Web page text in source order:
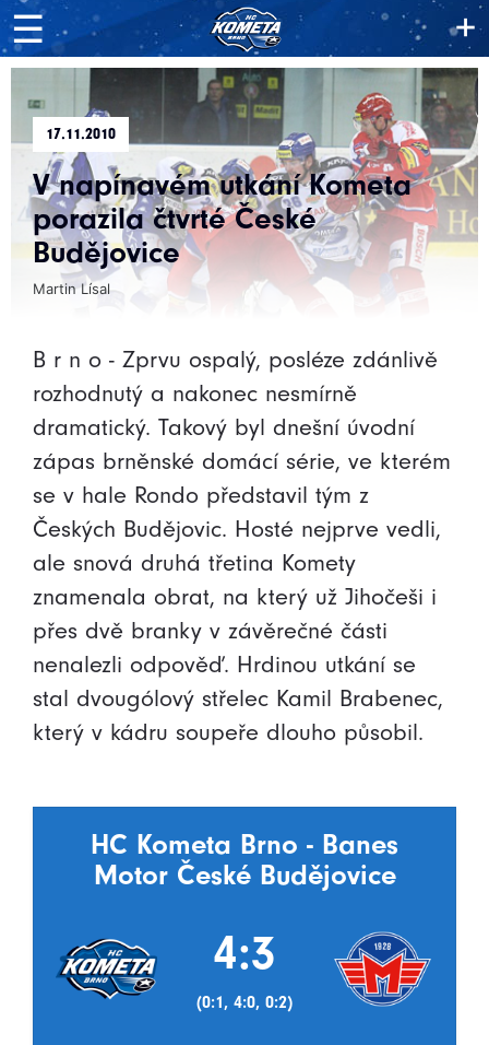
☰ +
17.11.2010
V napínavém utkání Kometa
porazila čtvrté České
Budějovice
Martin Lísal
B r n o - Zprvu ospalý, posléze zdánlivě
rozhodnutý a nakonec nesmírně
dramatický. Takový byl dnešní úvodní
zápas brněnské domácí série, ve kterém
se v hale Rondo představil tým z
Českých Budějovic. Hosté nejprve vedli,
ale snová druhá třetina Komety
znamenala obrat, na který už Jihočeši i
přes dvě branky v závěrečné části
nenalezli odpověď. Hrdinou utkání se
stal dvougólový střelec Kamil Brabenec,
který v kádru soupeře dlouho působil.
HC Kometa Brno - Banes
Motor České Budějovice
4:3
(0:1, 4:0, 0:2)